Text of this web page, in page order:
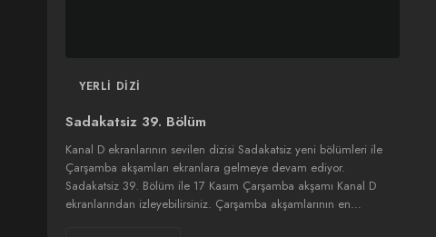
YERLI DIZI
Sadakatsiz 39. Bölüm
Kanal D ekranlarının sevilen dizisi Sadakatsiz yeni bölümleri ile
Çarşamba akşamları ekranlara gelmeye devam ediyor.
Sadakatsiz 39. Bölüm ile 17 Kasım Çarşamba akşamı Kanal D
ekranlarından izleyebilirsiniz. Çarşamba akşamlarının en…